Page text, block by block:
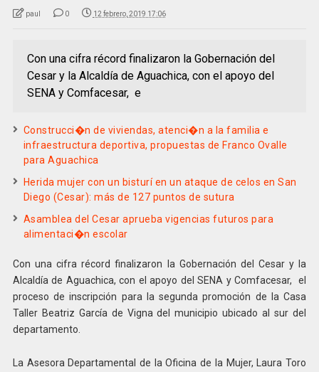
paul 0 12 febrero, 2019 17:06
Con una cifra récord finalizaron la Gobernación del
Cesar y la Alcaldía de Aguachica, con el apoyo del
SENA y Comfacesar, e
Construcci�n de viviendas, atenci�n a la familia e
infraestructura deportiva, propuestas de Franco Ovalle
para Aguachica
Herida mujer con un bisturí en un ataque de celos en San
Diego (Cesar): más de 127 puntos de sutura
Asamblea del Cesar aprueba vigencias futuros para
alimentaci�n escolar
Con una cifra récord finalizaron la Gobernación del Cesar y la
Alcaldía de Aguachica, con el apoyo del SENA y Comfacesar, el
proceso de inscripción para la segunda promoción de la Casa
Taller Beatriz García de Vigna del municipio ubicado al sur del
departamento.
La Asesora Departamental de la Oficina de la Mujer, Laura Toro